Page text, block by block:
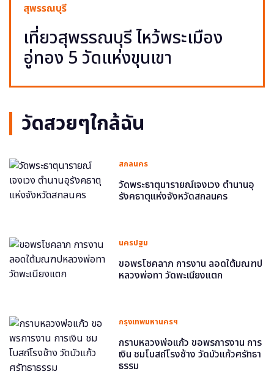
สุพรรณบุรี
เที่ยวสุพรรณบุรี ไหว้พระเมือง
อู่ทอง 5 วัดแห่งขุนเขา
วัดสวยๆใกล้ฉัน
สกลนคร
วัดพระธาตุนารายณ์เจงเวง ตำนานอุ
รังคธาตุแห่งจังหวัดสกลนคร
นครปฐม
ขอพรโชคลาภ การงาน ลอดใต้มณฑป
หลวงพ่อทา วัดพะเนียงแตก
กรุงเทพมหานครฯ
กราบหลวงพ่อแก้ว ขอพรการงาน การ
เงิน ชมโบสถ์โรงช้าง วัดบัวแก้วศรัทธา
ธรรม